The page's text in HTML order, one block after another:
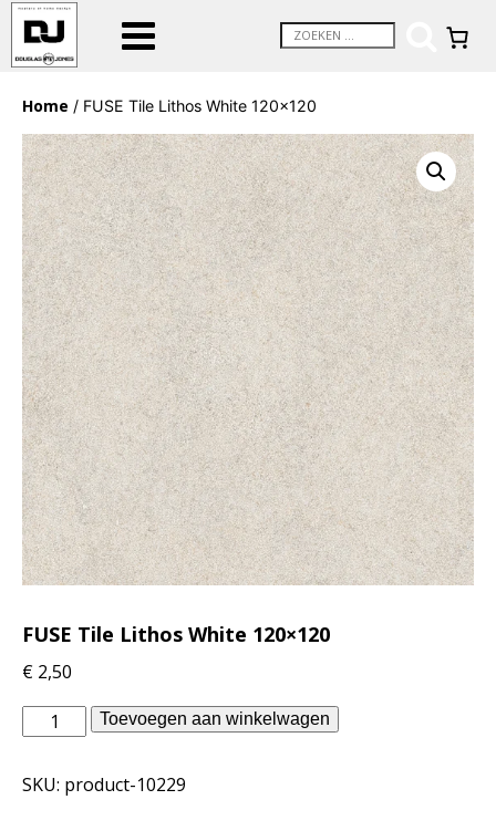
Home / FUSE Tile Lithos White 120×120
FUSE Tile Lithos White 120×120
€ 2,50
Piet
Boon
-
Toevoegen aan winkelwagen
SKU: product-10229